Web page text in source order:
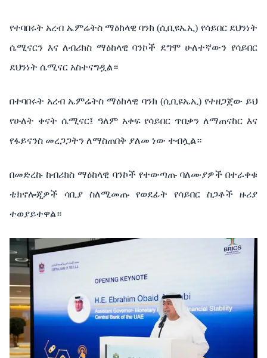
የተባበሩት አረብ ኤምሬትስ ማዕከላዊ ባንክ (ሲቢዩኤኢ) የሳይበር ደህንነት
ሴሚናርን እና ለብሪክስ ማዕከላዊ ባንኮች ደግሞ ሁለተኛውን የሳይበር
ደህንነት ሴሚናር አስተናግዷል።
በተባበሩት አረብ ኤምሬትስ ማዕከላዊ ባንክ (ሲቢዩኤኢ) የተዘጋጀው ይህ
የሁለት ቀናት ሴሚናር፤ ዓለም አቀፍ የሳይበር ጥበቃን ለማጠናከር እና
የፋይናንስ መረጋጋትን ለማስጠበቅ ያለመ ነው ተብሏል።
በመድረኩ ከብሪክስ ማዕከላዊ ባንኮች የተውጣጡ ባለሙያዎች በተራቀቁ
ቴክኖሎጂዎች ሳቢያ ስለሚመጡ የወደፊት የሳይበር ስጋቶች ዙሪያ
ተወያይተዋል።